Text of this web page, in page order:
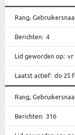
Rang,
Berichten 4
Lid geworden op vr
Laatst actief do 25
Rang,
Berichten 316